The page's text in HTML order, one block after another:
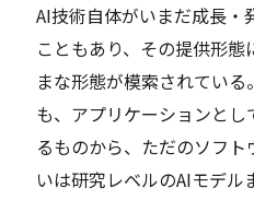
AI技術自体がいまだ成長・
こともあり、その提供形
まな形態が模索されてい
も、アプリケーションと
るものから、ただのソフ
いは研究レベルのAIモデル